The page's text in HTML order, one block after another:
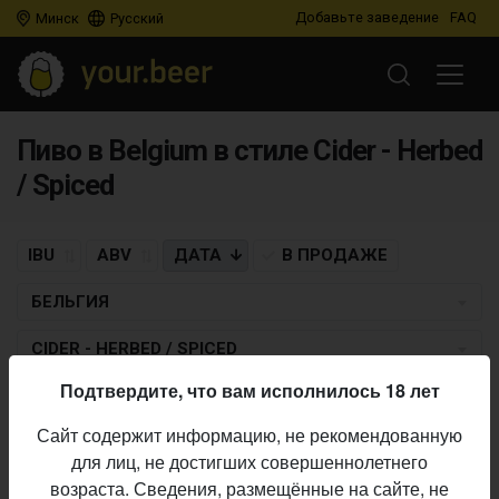
Минск Русский Добавьте заведение FAQ
Пиво в Belgium в стиле Cider - Herbed
/ Spiced
IBU ABV ДАТА В ПРОДАЖЕ
БЕЛЬГИЯ
CIDER - HERBED / SPICED
Autonomia (2023/2024)
Cider - Herbed / Spiced• 6,8% ABV •28.11.2024
Подтвердите, что вам исполнилось 18 лет
Сайт содержит информацию, не рекомендованную
для лиц, не достигших совершеннолетнего
возраста. Сведения, размещённые на сайте, не